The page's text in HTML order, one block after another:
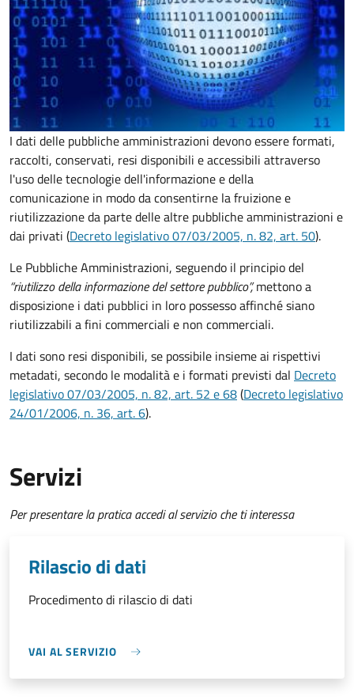
I dati delle pubbliche amministrazioni devono essere formati,
raccolti, conservati, resi disponibili e accessibili attraverso
l'uso delle tecnologie dell'informazione e della
comunicazione in modo da consentirne la fruizione e
riutilizzazione da parte delle altre pubbliche amministrazioni e
dai privati (Decreto legislativo 07/03/2005, n. 82, art. 50).
Le Pubbliche Amministrazioni, seguendo il principio del
“riutilizzo della informazione del settore pubblico”,mettono a
disposizione i dati pubblici in loro possesso affinché siano
riutilizzabili a fini commerciali e non commerciali.
I dati sono resi disponibili, se possibile insieme ai rispettivi
metadati, secondo le modalità e i formati previsti dal Decreto
legislativo 07/03/2005, n. 82, art. 52 e 68(Decreto legislativo
24/01/2006, n. 36, art. 6).
Servizi
Per presentare la pratica accedi al servizio che ti interessa
Rilascio di dati
Procedimento di rilascio di dati
VAI AL SERVIZIO